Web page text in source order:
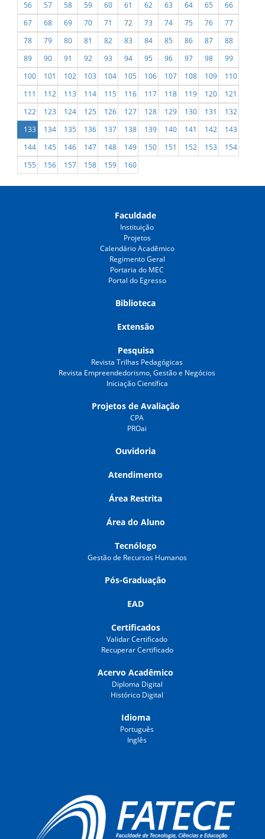
56
57 58 59 60 61 62 63 64 65
66
67
68 69 70 71 72 73 74 75 76
77
78
79 80 81 82 83 84 85 86 87
88
89
90 91 92 93 94 95 96 97 98
99
100
101 102 103 104 105 106 107 108 109
110
111
112 113 114 115 116 117 118 119 120
121
122
123 124 125 126 127 128 129 130 131
132
133
134 135 136 137 138 139 140 141 142
143
144
145 146 147 148 149 150 151 152 153
154
155
156 157 158 159 160
Faculdade
Instituição
Projetos
Calendário Acadêmico
Regimento Geral
Portaria do MEC
Portal do Egresso
Biblioteca
Extensão
Pesquisa
Revista Trilhas Pedagógicas
Revista Empreendedorismo, Gestão e Negócios
Iniciação Científica
Projetos de Avaliação
CPA
PROai
Ouvidoria
Atendimento
Área Restrita
Área do Aluno
Tecnólogo
Gestão de Recursos Humanos
Pós-Graduação
EAD
Certificados
Validar Certificado
Recuperar Certificado
Acervo Acadêmico
Diploma Digital
Histórico Digital
Idioma
Português
Inglês